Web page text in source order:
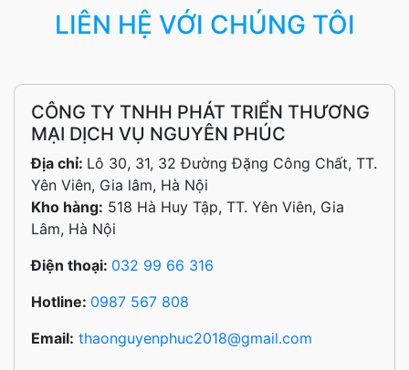
LIÊN HỆ VỚI CHÚNG TÔI
CÔNG TY TNHH PHÁT TRIỂN THƯƠNG
MẠI DỊCH VỤ NGUYÊN PHÚC
Địa chỉ: Lô 30, 31, 32 Đường Đặng Công Chất, TT.
Yên Viên, Gia lâm, Hà Nội
Kho hàng: 518 Hà Huy Tập, TT. Yên Viên, Gia
Lâm, Hà Nội
Điện thoại: 032 99 66 316
Hotline: 0987 567 808
Email: thaonguyenphuc2018@gmail.com